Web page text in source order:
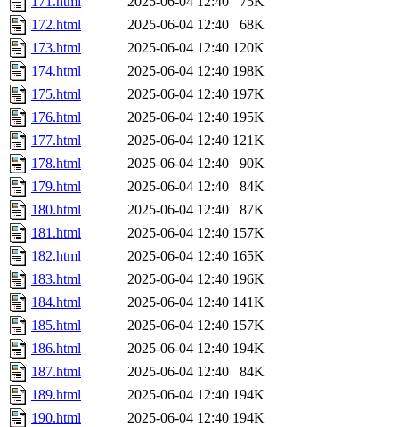
172.html
2025-06-04 12:40
68K
173.html
2025-06-04 12:40 120K
174.html
2025-06-04 12:40 198K
175.html
2025-06-04 12:40 197K
176.html
2025-06-04 12:40 195K
177.html
2025-06-04 12:40 121K
178.html
2025-06-04 12:40
90K
179.html
2025-06-04 12:40
84K
180.html
2025-06-04 12:40
87K
181.html
2025-06-04 12:40 157K
182.html
2025-06-04 12:40 165K
183.html
2025-06-04 12:40 196K
184.html
2025-06-04 12:40 141K
185.html
2025-06-04 12:40 157K
186.html
2025-06-04 12:40 194K
187.html
2025-06-04 12:40
84K
189.html
2025-06-04 12:40 194K
190.html
2025-06-04 12:40 194K